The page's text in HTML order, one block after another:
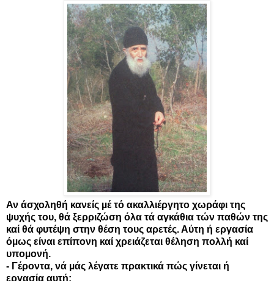
Αν άσχοληθή κανείς µέ τό ακαλλιέργητο χωράφι της
ψυχής του, θά ξερριζώση όλα τά αγκάθια τών παθών της
καί θά φυτέψη στην θέση τους αρετές. Αύτη ή εργασία
όµως είναι επίπονη καί χρειάζεται θέληση πολλή καί
υποµονή.
- Γέροντα, νά µάς λέγατε πρακτικά πώς γίνεται ή
εργασία αυτή;